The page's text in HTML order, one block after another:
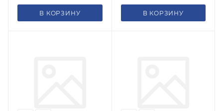
В КОРЗИНУ В КОРЗИНУ